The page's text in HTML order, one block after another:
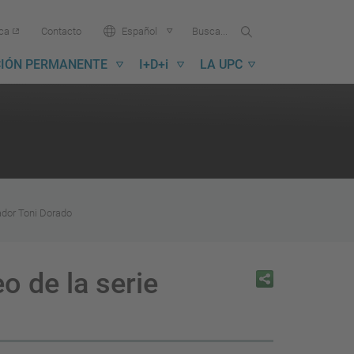
Contacto Idioma:Español
Buscar
UPC
PERMANENTE I+D+i LA UPC
Toni Dorado
de la serie